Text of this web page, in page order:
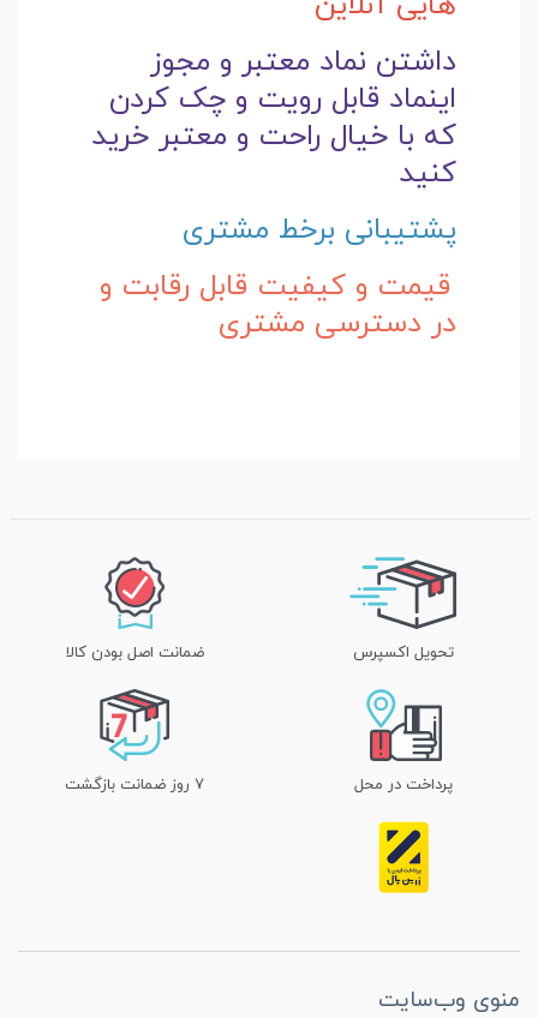
داشتن نماد معتبر و مجوز
اینماد قابل رویت و چک کردن
که با خیال راحت و معتبر خرید
کنید
پشتیبانی برخط مشتری
قیمت و کیفیت قابل رقابت و
در دسترسی مشتری
تحویل اکسپرس ضمانت اصل بودن کالا
پرداخت در محل ۷ روز ضمانت بازگشت
منوی وب‌سایت